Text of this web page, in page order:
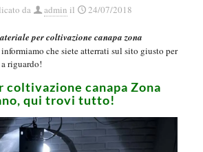
da
admin il 24/07/2018
per coltivazione canapa zona
che siete atterrati sul sito giusto per
riguardo!
coltivazione canapa Zona
qui trovi tutto!